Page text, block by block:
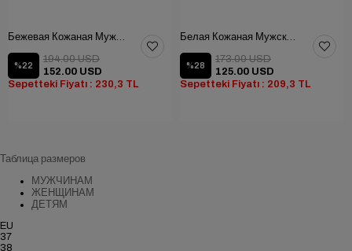
Бежевая Кожаная Мужская Обувь
%22
152.00 USD
194.00 USD
Sepetteki Fiyatı : 230,3 TL
Белая Кожаная Мужская Обувь
%28
125.00 USD
173.00 USD
Sepetteki Fiyatı : 209,3 TL
Таблица размеров
МУЖЧИНАМ
ЖЕНЩИНАМ
ДЕТЯМ
EU
37
38